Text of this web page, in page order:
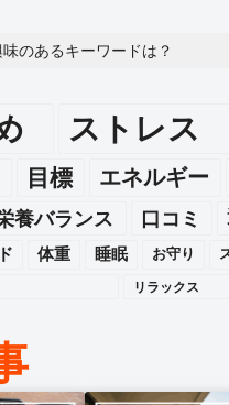
のあるキーワードは？
ストレス
目標 エネルギー
養バランス 口コミ
体重 睡眠 お守り
リラックス